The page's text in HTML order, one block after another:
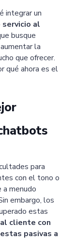
integrar un
al
busque
la
que ofrecer.
qué ahora es el
para
con el tono o
a menudo
embargo, los
estas
cliente con
pasivas a